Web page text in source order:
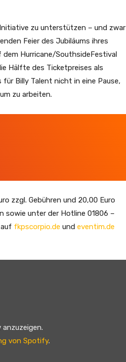
zu unterstützen – und zwar
Feier des Jubiläums ihres
dem Hurricane/SouthsideFestival
Hälfte des Ticketpreises als
Billy Talent nicht in eine Pause,
zu arbeiten.
zzgl. Gebühren und 20,00 Euro
sowie unter der Hotline 01806 –
fkpscorpio.de und eventim.de
von Spotify.